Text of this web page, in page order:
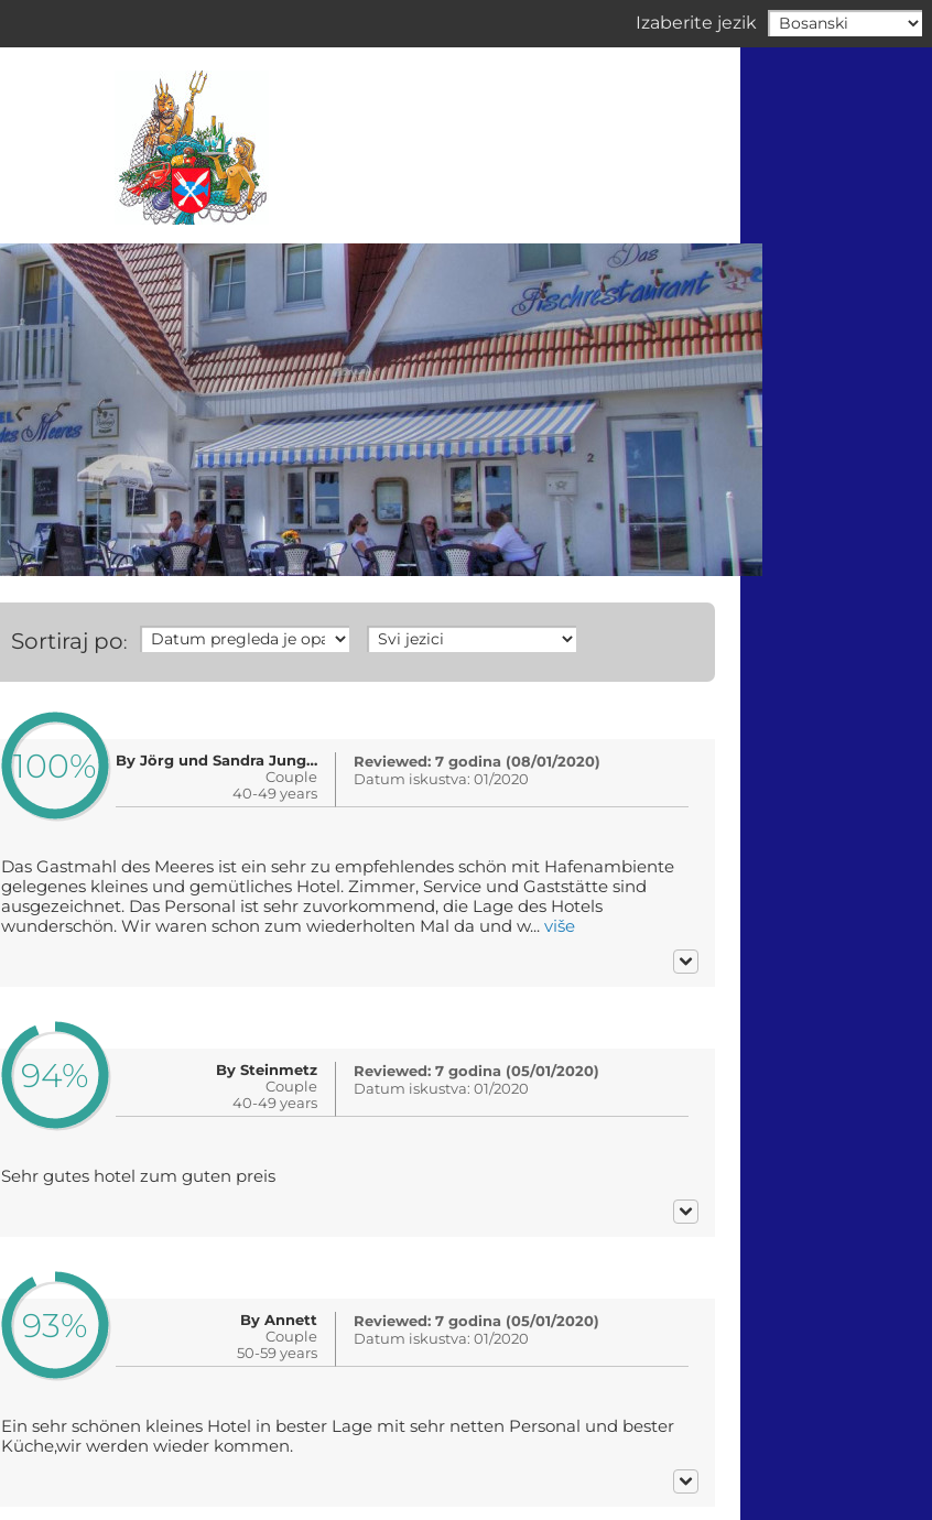
Izaberite jezik
Sortiraj po:
100%
By Jörg und Sandra Jungnickel
Couple
40-49 years
Reviewed: 7 godina (08/01/2020)
Datum iskustva: 01/2020
Das Gastmahl des Meeres ist ein sehr zu empfehlendes schön mit Hafenambiente
gelegenes kleines und gemütliches Hotel. Zimmer, Service und Gaststätte sind
ausgezeichnet. Das Personal ist sehr zuvorkommend, die Lage des Hotels
wunderschön. Wir waren schon zum wiederholten Mal da und w... više
94%
By Steinmetz
Couple
40-49 years
Reviewed: 7 godina (05/01/2020)
Datum iskustva: 01/2020
Sehr gutes hotel zum guten preis
93%
By Annett
Couple
50-59 years
Reviewed: 7 godina (05/01/2020)
Datum iskustva: 01/2020
Ein sehr schönen kleines Hotel in bester Lage mit sehr netten Personal und bester
Küche,wir werden wieder kommen.